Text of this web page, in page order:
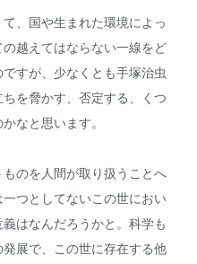
、国や生まれた環境によっ
越えてはならない一線をど
すが、少なくとも手塚治虫
を脅かす、否定する、くつ
なと思います。
のを人間が取り扱うことへ
つとしてないこの世におい
はなんだろうかと。科学も
展で、この世に存在する他